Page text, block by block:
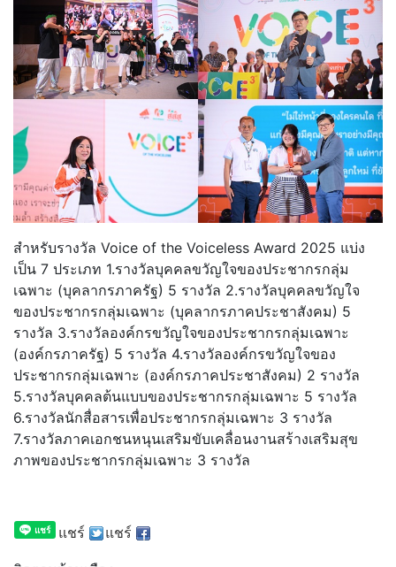
สำหรับรางวัล Voice of the Voiceless Award 2025 แบ่ง
เป็น 7 ประเภท 1.รางวัลบุคคลขวัญใจของประชากรกลุ่ม
เฉพาะ (บุคลากรภาครัฐ) 5 รางวัล 2.รางวัลบุคคลขวัญใจ
ของประชากรกลุ่มเฉพาะ (บุคลากรภาคประชาสังคม) 5
รางวัล 3.รางวัลองค์กรขวัญใจของประชากรกลุ่มเฉพาะ
(องค์กรภาครัฐ) 5 รางวัล 4.รางวัลองค์กรขวัญใจของ
ประชากรกลุ่มเฉพาะ (องค์กรภาคประชาสังคม) 2 รางวัล
5.รางวัลบุคคลต้นแบบของประชากรกลุ่มเฉพาะ 5 รางวัล
6.รางวัลนักสื่อสารเพื่อประชากรกลุ่มเฉพาะ 3 รางวัล
7.รางวัลภาคเอกชนหนุนเสริมขับเคลื่อนงานสร้างเสริมสุข
ภาพของประชากรกลุ่มเฉพาะ 3 รางวัล
แชร์ แชร์